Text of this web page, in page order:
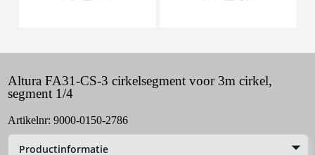
Altura FA31-CS-3 cirkelsegment voor 3m cirkel,
segment 1/4
Artikelnr: 9000-0150-2786
Productinformatie